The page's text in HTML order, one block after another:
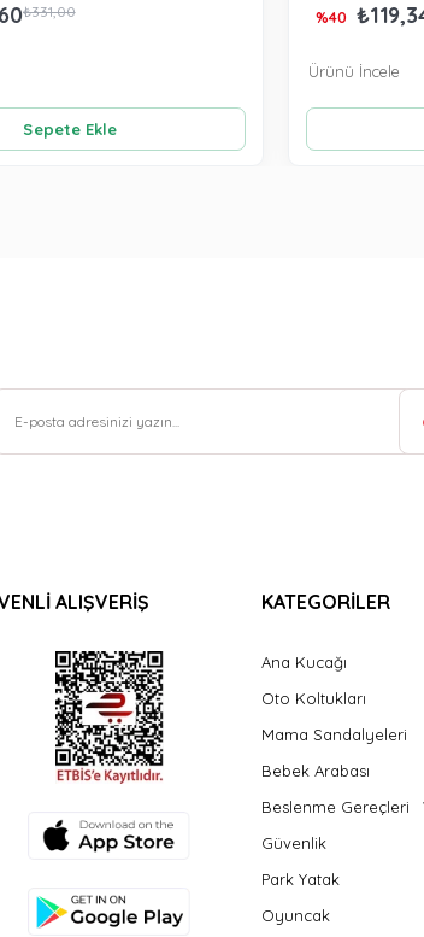
₺331,00
Sepete Ekle
%40
Ürünü İncele
ALIŞVERİŞ KATEGORİLER
Ana Kucağı
Oto Koltukları
Mama Sandalyeleri
Bebek Arabası
Beslenme Gereçleri
Güvenlik
Park Yatak
Oyuncak